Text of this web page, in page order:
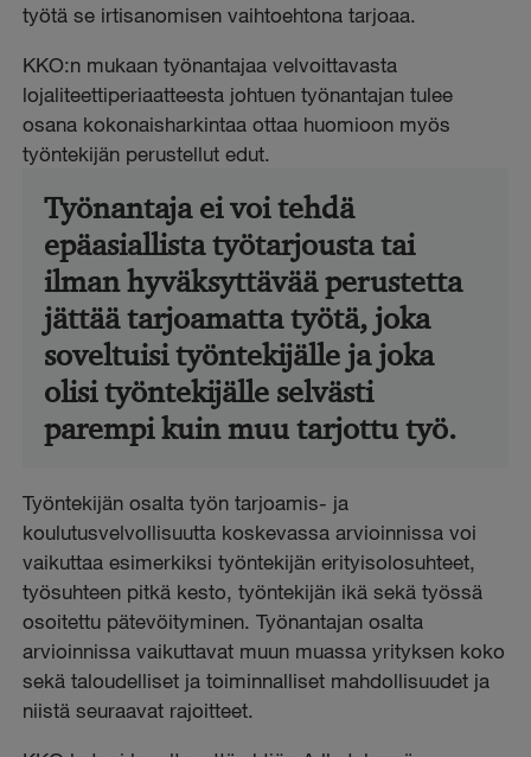
työtä se irtisanomisen vaihtoehtona tarjoaa.
KKO:n mukaan työnantajaa velvoittavasta
lojaliteettiperiaatteesta johtuen työnantajan tulee
osana kokonaisharkintaa ottaa huomioon myös
työntekijän perustellut edut.
Työnantaja ei voi tehdä
epäasiallista työtarjousta tai
ilman hyväksyttävää perustetta
jättää tarjoamatta työtä, joka
soveltuisi työntekijälle ja joka
olisi työntekijälle selvästi
parempi kuin muu tarjottu työ.
Työntekijän osalta työn tarjoamis- ja
koulutusvelvollisuutta koskevassa arvioinnissa voi
vaikuttaa esimerkiksi työntekijän erityisolosuhteet,
työsuhteen pitkä kesto, työntekijän ikä sekä työssä
osoitettu pätevöityminen. Työnantajan osalta
arvioinnissa vaikuttavat muun muassa yrityksen koko
sekä taloudelliset ja toiminnalliset mahdollisuudet ja
niistä seuraavat rajoitteet.